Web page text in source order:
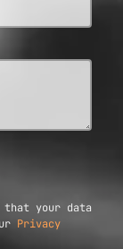
that your data
Privacy